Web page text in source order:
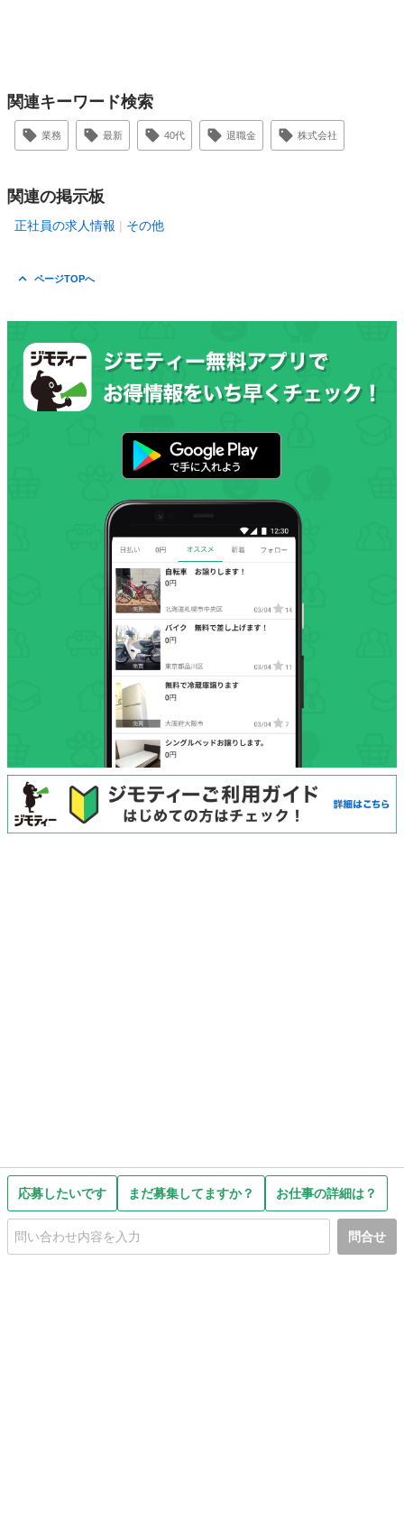
応募したいです まだ募集してますか？ お仕事の詳細は？
問合せ
関連キーワード検索
業務 最新 40代 退職金 株式会社
関連の掲示板
正社員の求人情報 その他
ページTOPへ